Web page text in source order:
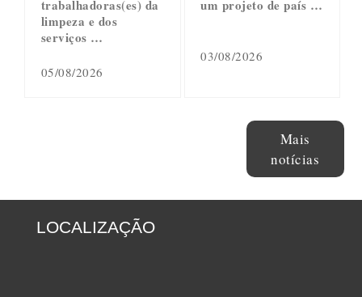
trabalhadoras(es) da
limpeza e dos
serviços …
05/08/2026
um projeto de país …
03/08/2026
Mais
notícias
LOCALIZAÇÃO